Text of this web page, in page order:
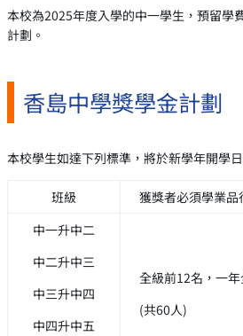
本校為2025年度入學的中一學生，預留學
計劃。
香島中學獎學金計劃
本校學生如達下列標準，將於新學年開學
班級
獲獎者必須學業品
中一升中二
中二升中三
中三升中四
中四升中五
全級前12名，一
(共60人)